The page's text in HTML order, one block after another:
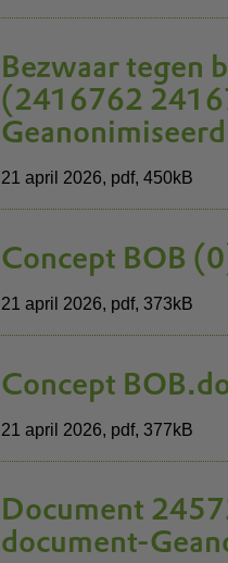
Bezwaar tegen
(2416762
Geanonimiseerd
21 april 2026, pdf, 450kB
Concept BOB
21 april 2026, pdf, 373kB
Concept
21 april 2026, pdf, 377kB
Document
document-